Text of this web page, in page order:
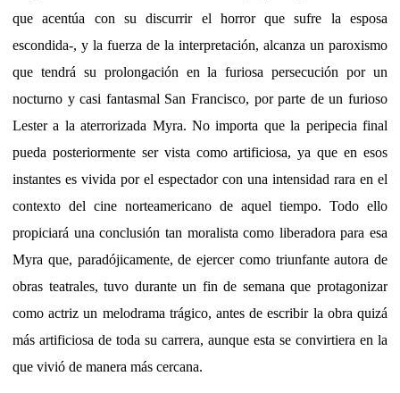
que acentúa con su discurrir el horror que sufre la esposa
escondida-, y la fuerza de la interpretación, alcanza un paroxismo
que tendrá su prolongación en la furiosa persecución por un
nocturno y casi fantasmal San Francisco, por parte de un furioso
Lester a la aterrorizada Myra. No importa que la peripecia final
pueda posteriormente ser vista como artificiosa, ya que en esos
instantes es vivida por el espectador con una intensidad rara en el
contexto del cine norteamericano de aquel tiempo. Todo ello
propiciará una conclusión tan moralista como liberadora para esa
Myra que, paradójicamente, de ejercer como triunfante autora de
obras teatrales, tuvo durante un fin de semana que protagonizar
como actriz un melodrama trágico, antes de escribir la obra quizá
más artificiosa de toda su carrera, aunque esta se convirtiera en la
que vivió de manera más cercana.